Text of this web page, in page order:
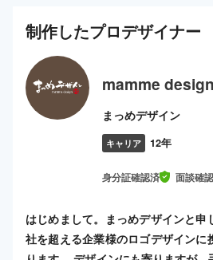
制作したプロデザイナー
mamme design
まっめデザイン
キャリア 12年
身分証確認済 面談確
はじめまして。まっめデザインと
社を超える企業様のロゴデザインに